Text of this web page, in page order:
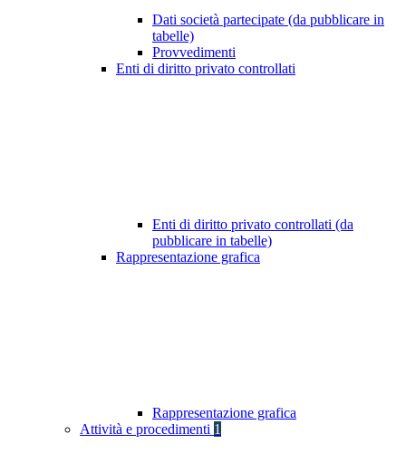
Dati società partecipate (da pubblicare in
tabelle)
Provvedimenti
Enti di diritto privato controllati
Enti di diritto privato controllati (da
pubblicare in tabelle)
Rappresentazione grafica
Rappresentazione grafica
Attività e procedimenti 1